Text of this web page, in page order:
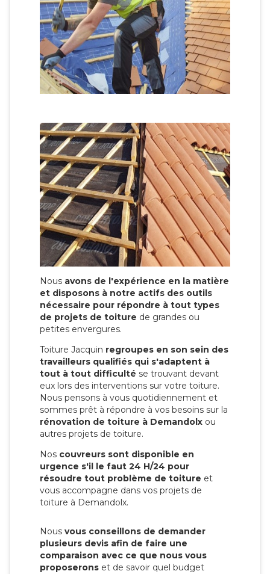
Nous avons de l'expérience en la matière
et disposons à notre actifs des outils
nécessaire pour répondre à tout types
de projets de toiture de grandes ou
petites envergures.
Toiture Jacquin regroupes en son sein des
travailleurs qualifiés qui s'adaptent à
tout à tout difficulté se trouvant devant
eux lors des interventions sur votre toiture.
Nous pensons à vous quotidiennement et
sommes prêt à répondre à vos besoins sur la
rénovation de toiture à Demandolx ou
autres projets de toiture.
Nos couvreurs sont disponible en
urgence s'il le faut 24 H/24 pour
résoudre tout problème de toiture et
vous accompagne dans vos projets de
toiture à Demandolx.
Nous vous conseillons de demander
plusieurs devis afin de faire une
comparaison avec ce que nous vous
proposerons et de savoir quel budget